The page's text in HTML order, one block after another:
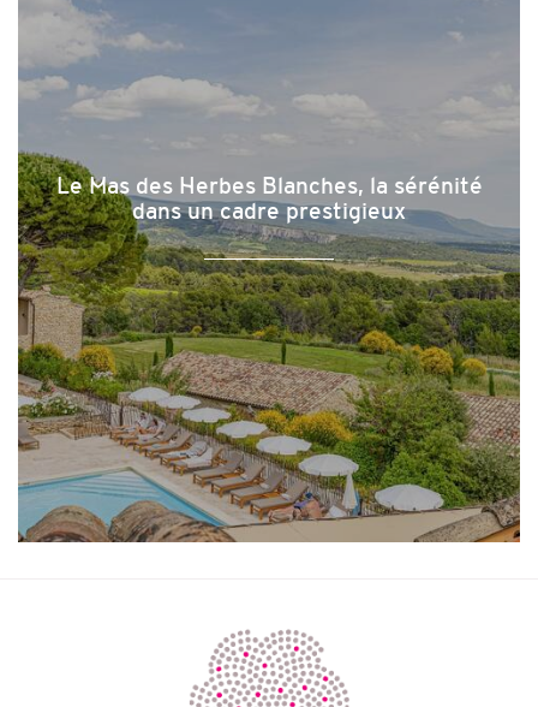
Le Mas des Herbes Blanches, la sérénité
dans un cadre prestigieux